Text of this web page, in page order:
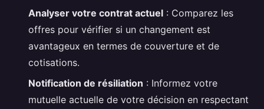
Analyser votre contrat actuel : Comparez les
offres pour vérifier si un changement est
avantageux en termes de couverture et de
cotisations.
Notification de résiliation : Informez votre
mutuelle actuelle de votre décision en respectant